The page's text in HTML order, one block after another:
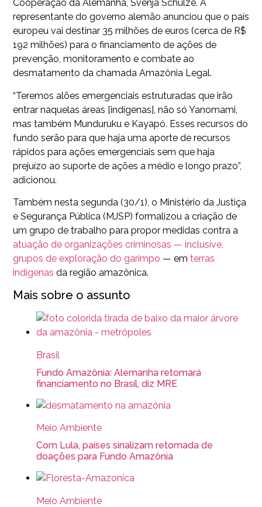
Cooperação da Alemanha, Svenja Schulze. A
representante do governo alemão anunciou que o país
europeu vai destinar 35 milhões de euros (cerca de R$
192 milhões) para o financiamento de ações de
prevenção, monitoramento e combate ao
desmatamento da chamada Amazônia Legal.
“Teremos alões emergenciais estruturadas que irão
entrar naquelas áreas [indígenas], não só Yanomami,
mas também Munduruku e Kayapó. Esses recursos do
fundo serão para que haja uma aporte de recursos
rápidos para ações emergenciais sem que haja
prejuízo ao suporte de ações a médio e longo prazo”,
adicionou.
Também nesta segunda (30/1), o Ministério da Justiça
e Segurança Pública (MJSP) formalizou a criação de
um grupo de trabalho para propor medidas contra a
atuação de organizações criminosas — inclusive,
grupos de exploração do garimpo — em terras
indígenas da região amazônica.
Mais sobre o assunto
Brasil
Fundo Amazônia: Alemanha retomará
financiamento no Brasil, diz MRE
Meio Ambiente
Com Lula, países sinalizam retomada de
doações para Fundo Amazônia
Meio Ambiente